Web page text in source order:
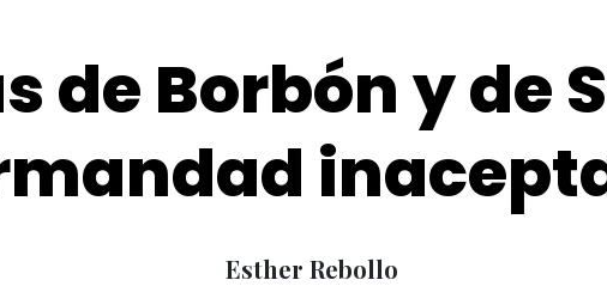
de Borbón y de
Esther Rebollo